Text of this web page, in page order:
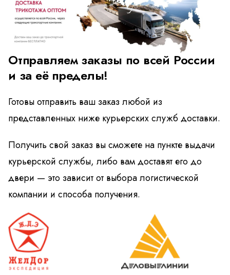
Отправляем заказы по всей России
и за её пределы!
Готовы отправить ваш заказ любой из
представленных ниже курьерских служб доставки.
Получить свой заказ вы сможете на пункте выдачи
курьерской службы, либо вам доставят его до
двери — это зависит от выбора логистической
компании и способа получения.